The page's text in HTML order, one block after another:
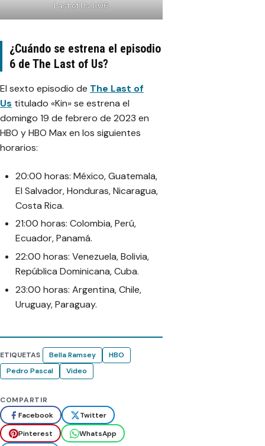
Last of Us 1x06
¿Cuándo se estrena el episodio
6 de The Last of Us?
El sexto episodio de The Last of
Us titulado «Kin» se estrena el
domingo 19 de febrero de 2023 en
HBO y HBO Max en los siguientes
horarios:
20:00 horas: México, Guatemala,
El Salvador, Honduras, Nicaragua,
Costa Rica.
21:00 horas: Colombia, Perú,
Ecuador, Panamá.
22:00 horas: Venezuela, Bolivia,
República Dominicana, Cuba.
23:00 horas: Argentina, Chile,
Uruguay, Paraguay.
ETIQUETAS Bella Ramsey
HBO
Pedro Pascal
Video
COMPARTIR
Facebook
Twitter
Pinterest
WhatsApp